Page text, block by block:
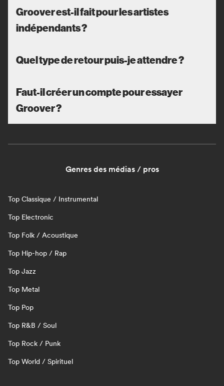
Groover est-il fait pour les artistes
indépendants ?
Quel type de retour puis-je attendre ?
Faut-il créer un compte pour essayer
Groover ?
Genres des médias / pros
Top Classique / Instrumental
Top Electronic
Top Folk / Acoustique
Top Hip-hop / Rap
Top Jazz
Top Metal
Top Pop
Top R&B / Soul
Top Rock / Punk
Top World / Spirituel